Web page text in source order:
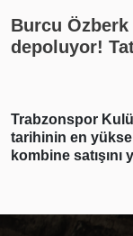
Burcu
depoluyor!
Trabzonspor
tarihinin en
kombine satışını